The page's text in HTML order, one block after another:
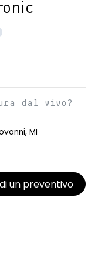
dal vivo?
MI
un preventivo